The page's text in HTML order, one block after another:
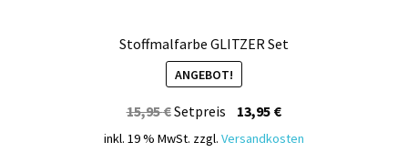
Stoffmalfarbe GLITZER Set
ANGEBOT!
15,95€Ursprünglicher
Preis
Setpreis 13,95 €Aktueller
Preis
inkl. 19 % MwSt. zzgl. Versandkosten